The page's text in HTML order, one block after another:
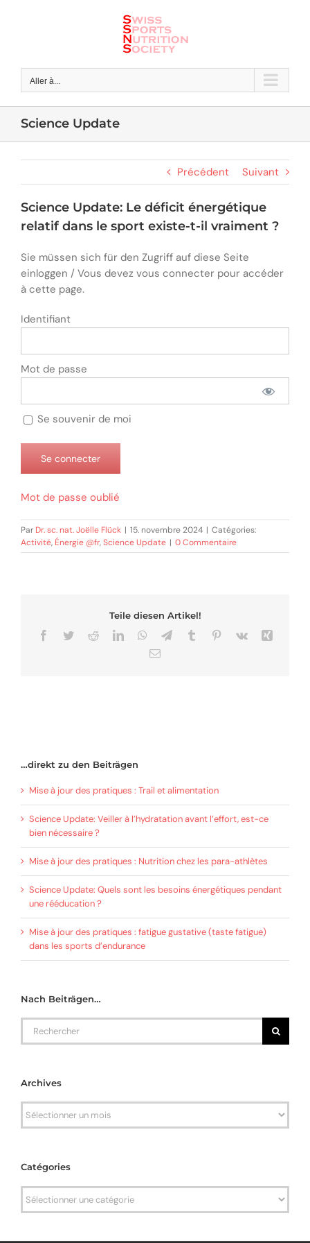
Aller à...
Science Update
Précédent Suivant
Science Update: Le déficit énergétique
relatif dans le sport existe-t-il vraiment ?
Sie müssen sich für den Zugriff auf diese Seite
einloggen / Vous devez vous connecter pour accéder
à cette page.
Identifiant
Mot de passe
Se souvenir de moi
Mot de passe oublié
Par Dr. sc. nat. Joëlle Flück | 15. novembre 2024 | Catégories:
Activité, Énergie @fr,Science Update | 0 Commentaire
Teile diesen Artikel!
Facebook
TwitterRedditLinkedInWhatsApp
TelegramTumblr Pinterest
Vk
Email
…direkt zu den Beiträgen
Mise à jour des pratiques : Trail et alimentation
Science Update: Veiller à l’hydratation avant l’effort, est-ce
bien nécessaire ?
Mise à jour des pratiques : Nutrition chez les para-athlètes
Science Update: Quels sont les besoins énergétiques pendant
une rééducation ?
Mise à jour des pratiques : fatigue gustative (taste fatigue)
dans les sports d’endurance
Nach Beiträgen…
Rechercher
Archives
Archives
Catégories
Catégories